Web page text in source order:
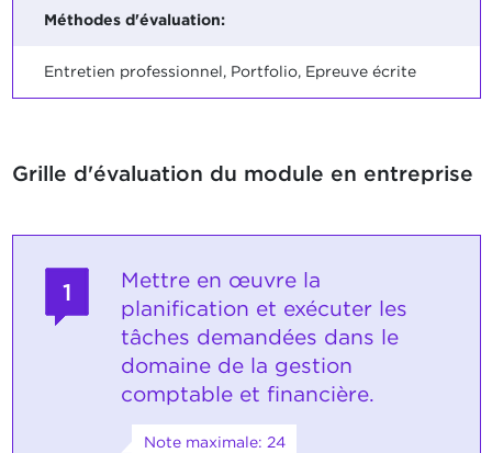
Méthodes d'évaluation:
Entretien professionnel, Portfolio, Epreuve écrite
Grille d'évaluation du module en entreprise
1
Mettre en œuvre la
planification et exécuter les
tâches demandées dans le
domaine de la gestion
comptable et financière.
Note maximale: 24